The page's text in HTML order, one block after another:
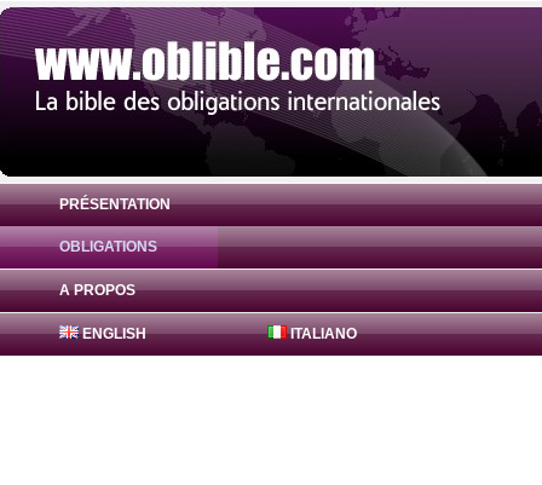
PRÉSENTATION
OBLIGATIONS
A PROPOS
ENGLISH ITALIANO
Obligation FreddieMac Bonds 0.44% (